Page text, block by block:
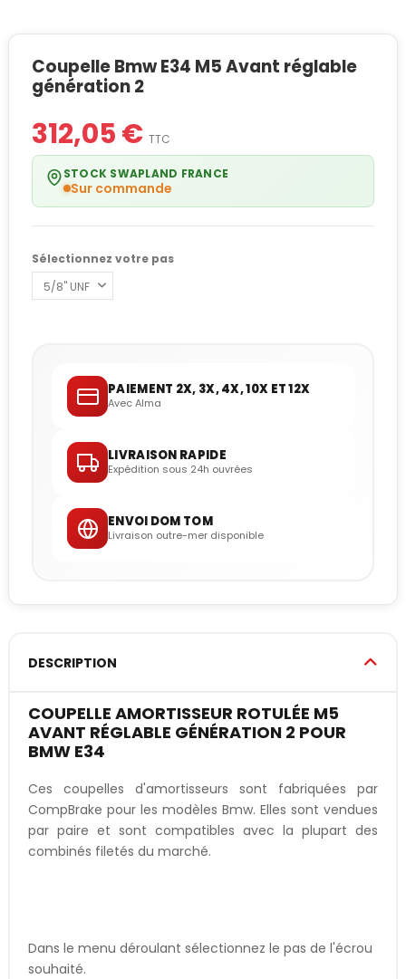
Coupelle Bmw E34 M5 Avant réglable
génération 2
312,05 € TTC
STOCK SWAPLAND FRANCE
Sur commande
Sélectionnez votre pas
PAIEMENT 2X, 3X, 4X, 10X ET 12X
Avec Alma
LIVRAISON RAPIDE
Expédition sous 24h ouvrées
ENVOI DOM TOM
Livraison outre-mer disponible
DESCRIPTION
COUPELLE AMORTISSEUR ROTULÉE M5
AVANT RÉGLABLE GÉNÉRATION 2 POUR
BMW E34
Ces coupelles d'amortisseurs sont fabriquées par
CompBrake pour les modèles Bmw. Elles sont vendues
par paire et sont compatibles avec la plupart des
combinés filetés du marché.
Dans le menu déroulant sélectionnez le pas de l'écrou
souhaité.